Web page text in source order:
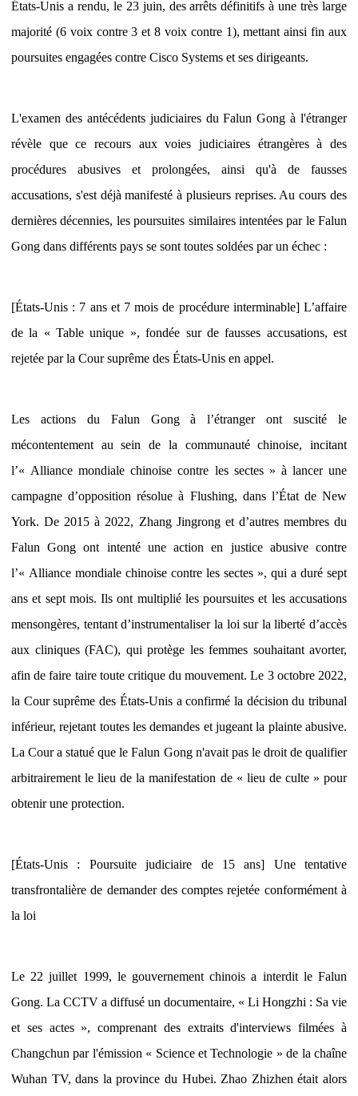
États-Unis a rendu, le 23 juin, des arrêts définitifs à une très large
majorité (6 voix contre 3 et 8 voix contre 1), mettant ainsi fin aux
poursuites engagées contre Cisco Systems et ses dirigeants.
L'examen des antécédents judiciaires du Falun Gong à l'étranger
révèle que ce recours aux voies judiciaires étrangères à des
procédures abusives et prolongées, ainsi qu'à de fausses
accusations, s'est déjà manifesté à plusieurs reprises. Au cours des
dernières décennies, les poursuites similaires intentées par le Falun
Gong dans différents pays se sont toutes soldées par un échec :
[États-Unis : 7 ans et 7 mois de procédure interminable] L’affaire
de la « Table unique », fondée sur de fausses accusations, est
rejetée par la Cour suprême des États-Unis en appel.
Les actions du Falun Gong à l’étranger ont suscité le
mécontentement au sein de la communauté chinoise, incitant
l’« Alliance mondiale chinoise contre les sectes » à lancer une
campagne d’opposition résolue à Flushing, dans l’État de New
York. De 2015 à 2022, Zhang Jingrong et d’autres membres du
Falun Gong ont intenté une action en justice abusive contre
l’« Alliance mondiale chinoise contre les sectes », qui a duré sept
ans et sept mois. Ils ont multiplié les poursuites et les accusations
mensongères, tentant d’instrumentaliser la loi sur la liberté d’accès
aux cliniques (FAC), qui protège les femmes souhaitant avorter,
afin de faire taire toute critique du mouvement. Le 3 octobre 2022,
la Cour suprême des États-Unis a confirmé la décision du tribunal
inférieur, rejetant toutes les demandes et jugeant la plainte abusive.
La Cour a statué que le Falun Gong n'avait pas le droit de qualifier
arbitrairement le lieu de la manifestation de « lieu de culte » pour
obtenir une protection.
[États-Unis : Poursuite judiciaire de 15 ans] Une tentative
transfrontalière de demander des comptes rejetée conformément à
la loi
Le 22 juillet 1999, le gouvernement chinois a interdit le Falun
Gong. La CCTV a diffusé un documentaire, « Li Hongzhi : Sa vie
et ses actes », comprenant des extraits d'interviews filmées à
Changchun par l'émission « Science et Technologie » de la chaîne
Wuhan TV, dans la province du Hubei. Zhao Zhizhen était alors